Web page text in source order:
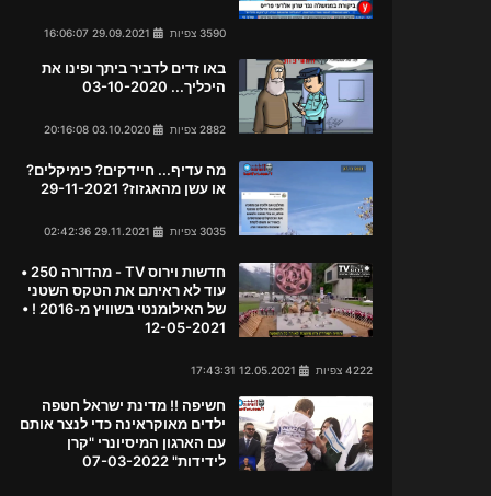
3590 צפיות
באו זדים לדביר ביתך ופינו את
היכליך... 03-10-2020
2882 צפיות
מה עדיף... חיידקים? כימיקלים?
או עשן מהאגזוז? 29-11-2021
3035 צפיות
חדשות וירוס TV - מהדורה 250 •
עוד לא ראיתם את הטקס השטני
של האילומנטי בשוויץ מ-2016 ! •
12-05-2021
4222 צפיות
חשיפה !! מדינת ישראל חטפה
ילדים מאוקראינה כדי לנצר אותם
עם הארגון המיסיונרי "קרן
לידידות" 07-03-2022